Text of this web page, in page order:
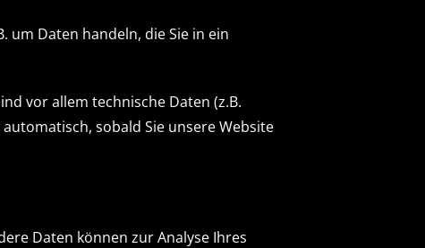
um Daten handeln, die Sie in ein
vor allem technische Daten (z.B.
sobald Sie unsere Website
Daten können zur Analyse Ihres